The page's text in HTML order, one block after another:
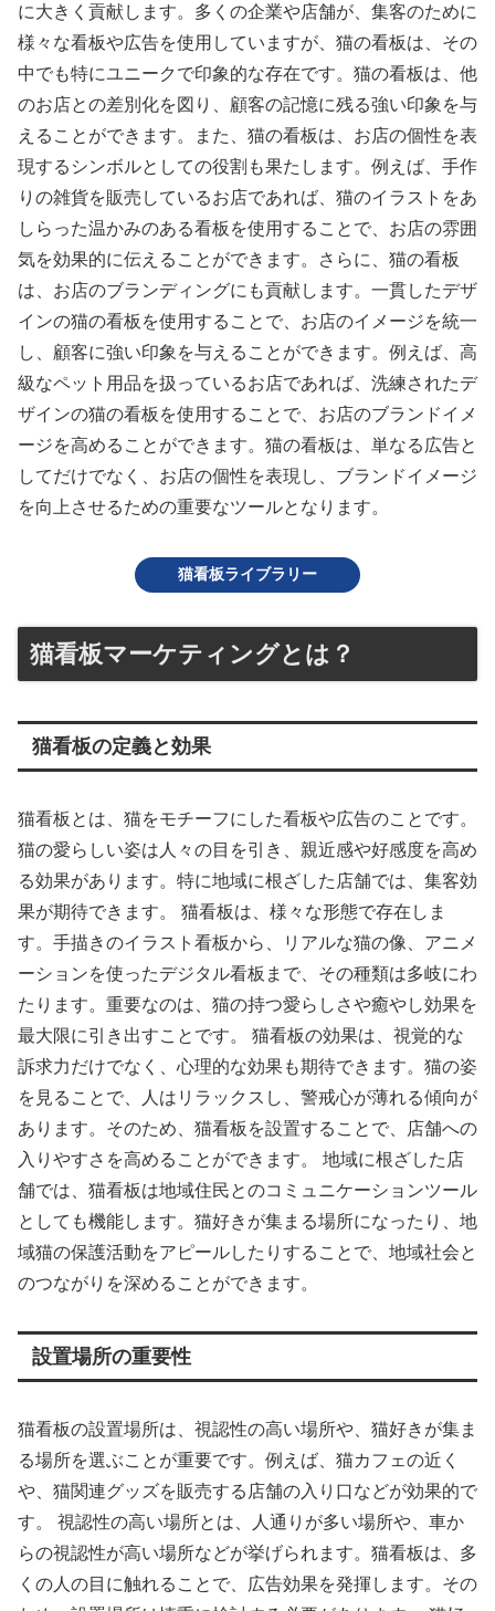
に大きく貢献します。多くの企業や店舗が、集客のために
様々な看板や広告を使用していますが、猫の看板は、その
中でも特にユニークで印象的な存在です。猫の看板は、他
のお店との差別化を図り、顧客の記憶に残る強い印象を与
えることができます。また、猫の看板は、お店の個性を表
現するシンボルとしての役割も果たします。例えば、手作
りの雑貨を販売しているお店であれば、猫のイラストをあ
しらった温かみのある看板を使用することで、お店の雰囲
気を効果的に伝えることができます。さらに、猫の看板
は、お店のブランディングにも貢献します。一貫したデザ
インの猫の看板を使用することで、お店のイメージを統一
し、顧客に強い印象を与えることができます。例えば、高
級なペット用品を扱っているお店であれば、洗練されたデ
ザインの猫の看板を使用することで、お店のブランドイメ
ージを高めることができます。猫の看板は、単なる広告と
してだけでなく、お店の個性を表現し、ブランドイメージ
を向上させるための重要なツールとなります。
猫看板ライブラリー
猫看板マーケティングとは？
猫看板の定義と効果
猫看板とは、猫をモチーフにした看板や広告のことです。
猫の愛らしい姿は人々の目を引き、親近感や好感度を高め
る効果があります。特に地域に根ざした店舗では、集客効
果が期待できます。 猫看板は、様々な形態で存在しま
す。手描きのイラスト看板から、リアルな猫の像、アニメ
ーションを使ったデジタル看板まで、その種類は多岐にわ
たります。重要なのは、猫の持つ愛らしさや癒やし効果を
最大限に引き出すことです。 猫看板の効果は、視覚的な
訴求力だけでなく、心理的な効果も期待できます。猫の姿
を見ることで、人はリラックスし、警戒心が薄れる傾向が
あります。そのため、猫看板を設置することで、店舗への
入りやすさを高めることができます。 地域に根ざした店
舗では、猫看板は地域住民とのコミュニケーションツール
としても機能します。猫好きが集まる場所になったり、地
域猫の保護活動をアピールしたりすることで、地域社会と
のつながりを深めることができます。
設置場所の重要性
猫看板の設置場所は、視認性の高い場所や、猫好きが集ま
る場所を選ぶことが重要です。例えば、猫カフェの近く
や、猫関連グッズを販売する店舗の入り口などが効果的で
す。 視認性の高い場所とは、人通りが多い場所や、車か
らの視認性が高い場所などが挙げられます。猫看板は、多
くの人の目に触れることで、広告効果を発揮します。その